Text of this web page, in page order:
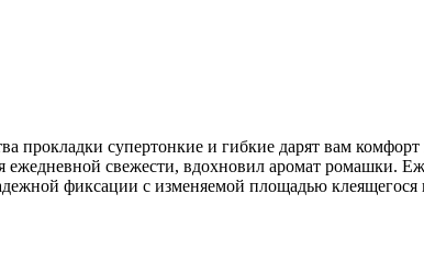
прокладки супертонкие и гибкие дарят вам
ежедневной свежести, вдохновил аромат ромашки.
фиксации с изменяемой площадью